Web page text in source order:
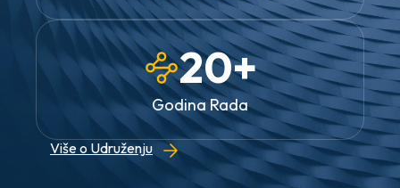
20+
Godina Rada
Više o Udruženju